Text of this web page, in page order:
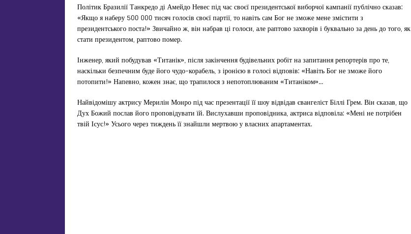
Політик Бразилії Танкредо ді Амейдо Невес під час своєї президентської виборчої кампанії публічно сказав:
«Якщо я наберу 500 000 тисяч голосів своєї партії, то навіть сам Бог не зможе мене змістити з
президентського поста!» Звичайно ж, він набрав ці голоси, але раптово захворів і буквально за день до того, як
стати президентом, раптово помер.
Інженер, який побудував «Титанік», після закінчення будівельних робіт на запитання репортерів про те,
наскільки безпечним буде його чудо-корабель, з іронією в голосі відповів: «Навіть Бог не зможе його
потопити!» Напевно, кожен знає, що трапилося з непотоплюваним «Титаніком»…
Найвідомішу актрису Мерилін Монро під час презентації її шоу відвідав євангеліст Біллі Грем. Він сказав, що
Дух Божий послав його проповідувати їй. Вислухавши проповідника, актриса відповіла: «Мені не потрібен
твій Ісус!» Усього через тиждень її знайшли мертвою у власних апартаментах.